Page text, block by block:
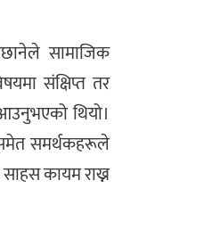
सामाजिक
संक्षिप्त तर
थियो।
समर्थकहरूले
कायम राख्न